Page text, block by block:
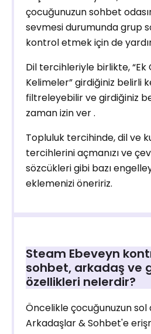
çocuğunuzun sohbet
sevmesi durumunda grup
kontrol etmek için de
Dil tercihleriyle birlikte, “Ek
Kelimeler” girdiğiniz belirli
filtreleyebilir ve girdiğiniz
zaman izin ver .
Topluluk tercihinde, dil ve
tercihlerini açmanızı ve
sözcükleri gibi bazı
eklemenizi öneririz.
Steam Ebeveyn
sohbet, arkadaş ve
özellikleri nelerdir?
Öncelikle çocuğunuzun sol
Arkadaşlar & Sohbet'e